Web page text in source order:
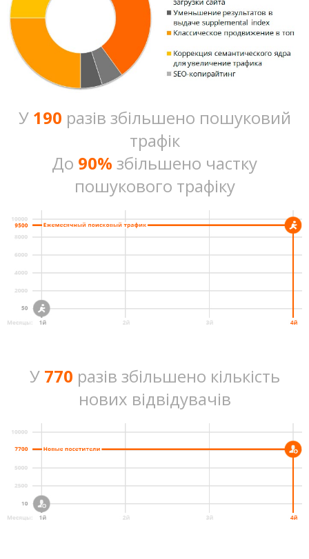
У 190 разів збільшено пошуковий
трафік
До 90% збільшено частку
пошукового трафіку
У 770 разів збільшено кількість
нових відвідувачів